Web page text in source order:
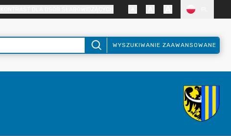
WYSZUKIWANIE ZAAWANSOWANE